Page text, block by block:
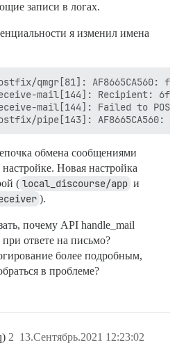
записи в логах.
я изменил имена
qmgr[81]:
mail[144]: Recipient:
mail[144]: Failed to
обмена сообщениями
Новая настройка
( local_discourse/app и
).
почему API handle_mail
ответе на письмо?
более подробным,
в проблеме?
13.Сентябрь.2021 12:23:02
2